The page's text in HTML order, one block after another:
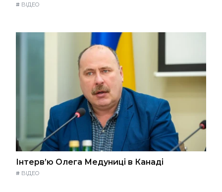
# ВІДЕО
Інтерв’ю Олега Медуниці в Канаді
# ВІДЕО